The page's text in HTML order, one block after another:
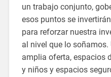
un trabajo conjunto,
esos puntos se
para reforzar nuestra
al nivel que lo
amplia oferta, espacios
y niños y espacios